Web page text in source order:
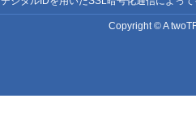
Copyright © A